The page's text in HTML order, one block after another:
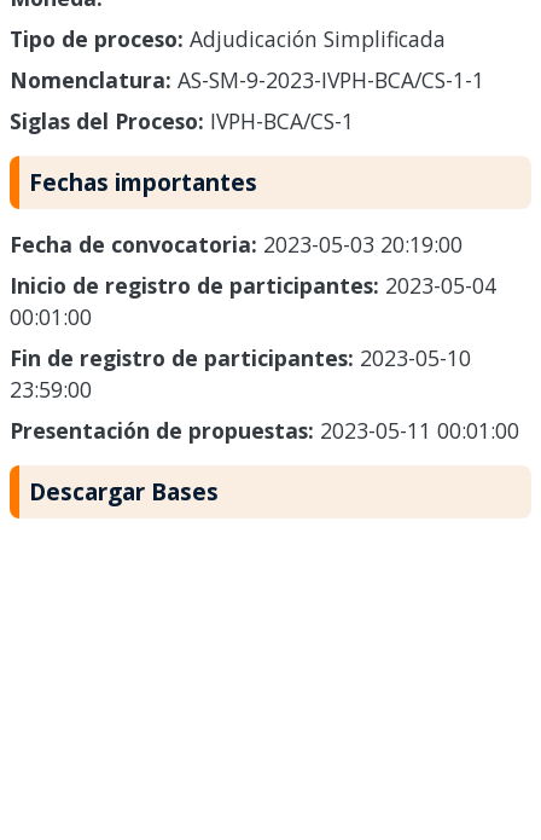
Tipo de proceso: Adjudicación Simplificada
Nomenclatura: AS-SM-9-2023-IVPH-BCA/CS-1-1
Siglas del Proceso: IVPH-BCA/CS-1
Fechas importantes
Fecha de convocatoria: 2023-05-03 20:19:00
Inicio de registro de participantes: 2023-05-04
00:01:00
Fin de registro de participantes: 2023-05-10
23:59:00
Presentación de propuestas: 2023-05-11 00:01:00
Descargar Bases